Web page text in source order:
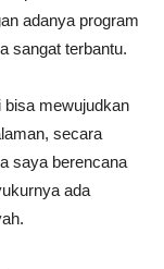
adanya program
sangat terbantu.
bisa mewujudkan
secara
saya berencana
ada